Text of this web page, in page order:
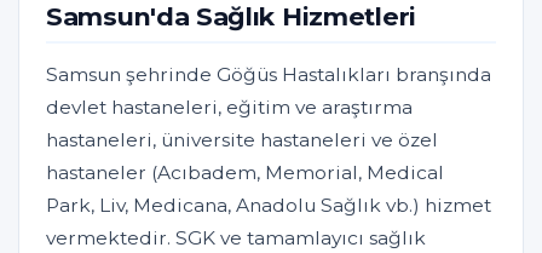
Samsun'da Sağlık Hizmetleri
Samsun şehrinde Göğüs Hastalıkları branşında
devlet hastaneleri, eğitim ve araştırma
hastaneleri, üniversite hastaneleri ve özel
hastaneler (Acıbadem, Memorial, Medical
Park, Liv, Medicana, Anadolu Sağlık vb.) hizmet
vermektedir. SGK ve tamamlayıcı sağlık